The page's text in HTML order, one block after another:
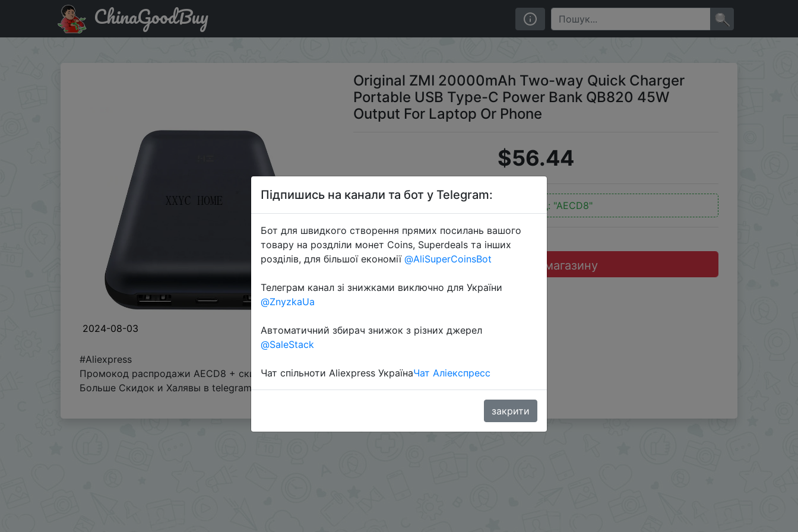
Промокод на знижку AECD8 Original ZMI 20000mAh Two-way Quick Charger Portable USB Type-C Power Bank QB820 45W Output For Laptop Or Phone
ChinaGoodBuy
2024-08-03
Original ZMI 20000mAh Two-way Quick Charger
Portable USB Type-C Power Bank QB820 45W
Output For Laptop Or Phone
$56.44
Промокод: "AECD8"
Перейти до магазину
#Aliexpress
Промокод распродажи AECD8 + скидка монетками 746 Coins в приложении.
Больше Скидок и Халявы в telegramt.me/%2B8jHVizJO6XY3M2Qy
Підпишись на канали та бот у Telegram:
Бот для швидкого створення прямих посилань вашого
товару на роздліли монет Coins, Superdeals та інших
розділів, для більшої економії @AliSuperCoinsBot
Телеграм канал зі знижками виключно для України
@ZnyzkaUa
Автоматичний збирач знижок з різних джерел
@SaleStack
Чат спільноти Aliexpress УкраїнаЧат Аліекспресс
закрити